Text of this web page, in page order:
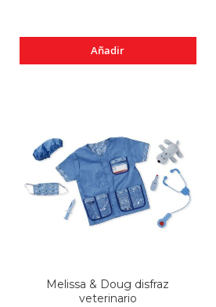
Añadir
Melissa & Doug disfraz
veterinario